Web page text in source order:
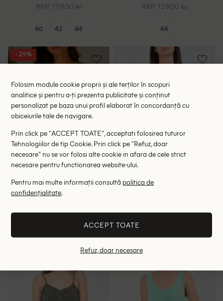
RRP: 179.00 lei
40 42 44
RRP: 129.00 lei
44
- 29%
Maiou Only, verde
46.00 lei
RRP: 99.00 lei
Maiou Pull&Bear, verde
RRP: 69.00 lei
Folosim module cookie proprii și ale terților în scopuri
analitice și pentru a-ți prezenta publicitate și conținut
personalizat pe baza unui profil elaborat în concordanță cu
obiceiurile tale de navigare.
Prin click pe "ACCEPT TOATE", acceptati folosirea tuturor
Tehnologiilor de tip Cookie. Prin click pe "Refuz, doar
necesare" nu se vor folosi alte cookie in afara de cele strict
necesare pentru functionarea website-ului.
Pentru mai multe informații consultă politica de
confidențialitate.
ACCEPT TOATE
Refuz, doar necesare